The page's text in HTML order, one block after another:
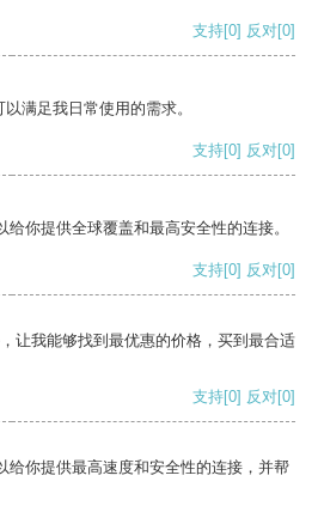
支持[0] 反对[0]
满足我日常使用的需求。
支持[0] 反对[0]
你提供全球覆盖和最高安全性的连接。
支持[0] 反对[0]
让我能够找到最优惠的价格，买到最合适
支持[0] 反对[0]
给你提供最高速度和安全性的连接，并帮